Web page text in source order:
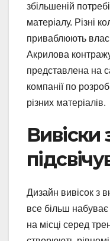
збільшеній
матеріалу. Різні
приваблюють
Акрилова
представлена на
компанії по
різних матеріалів.
Вивіски
Дизайн вивісок з
все більш набуває
на місці серед